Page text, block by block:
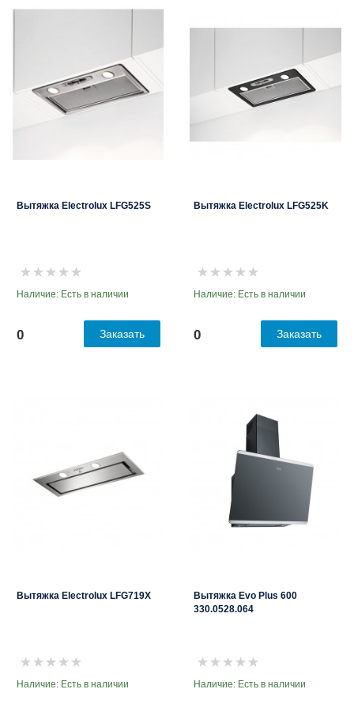
Вытяжка Electrolux LFG525S
Наличие: Есть в наличии
0 Заказать
Вытяжка Electrolux LFG525K
Наличие: Есть в наличии
0 Заказать
Вытяжка Electrolux LFG719X
Наличие: Есть в наличии
Вытяжка Evo Plus 600
330.0528.064
Наличие: Есть в наличии